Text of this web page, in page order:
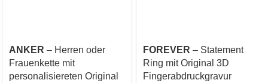
ANKER – Herren oder
Frauenkette mit
personalisiereten Original
FOREVER – Statement
Ring mit Original 3D
Fingerabdruckgravur